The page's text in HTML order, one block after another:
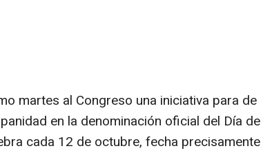
martes al Congreso una iniciativa para de
en la denominación oficial del Día de
cada 12 de octubre, fecha precisamente